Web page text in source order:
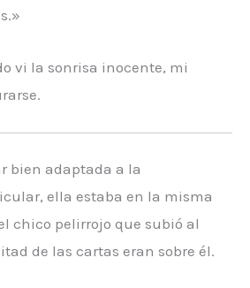
vi la sonrisa inocente, mi
bien adaptada a la
ella estaba en la misma
chico pelirrojo que subió al
de las cartas eran sobre él.